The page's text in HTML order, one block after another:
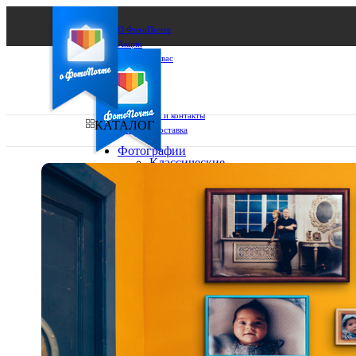
О ФотоПочте
Акции
Сделаем за вас
Бизнесу
FAQ
Франшиза
Поддержка и контакты
Оплата и доставка
Ваш город:
Выберите из списка:
КАТАЛОГ
Фотографии
Классические
10х10
10х15
15х15
20х20
20х30
30х30
30х40